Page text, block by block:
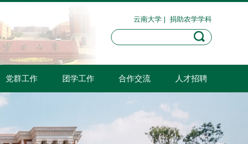
云南大学 | 捐助农学学科
党群工作 团学工作 合作交流 人才招聘